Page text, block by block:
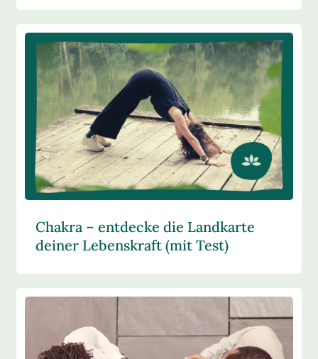
Chakra – entdecke die Landkarte
deiner Lebenskraft (mit Test)